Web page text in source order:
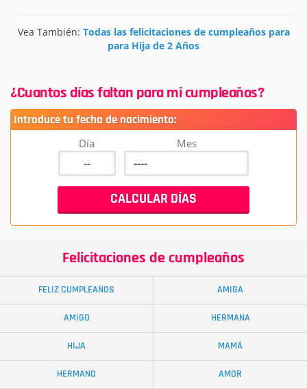
Vea También: Todas las felicitaciones de cumpleaños para
para Hija de 2 Años
¿Cuantos días faltan para mi cumpleaños?
Introduce tu fecha de nacimiento:
Día Mes
Felicitaciones de cumpleaños
FELIZ CUMPLEAÑOS AMIGA
AMIGO HERMANA
HIJA MAMÁ
HERMANO AMOR